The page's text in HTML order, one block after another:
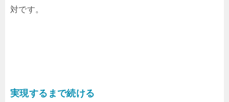
対です。
実現するまで続ける